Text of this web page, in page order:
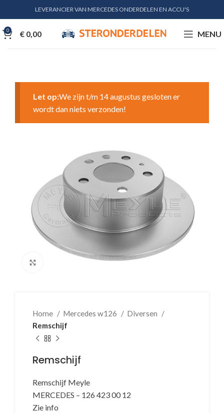
LEVERANCIER VAN MERCEDES ONDERDELEN EN ACCU'S
0 € 0,00 MENU
Let op:We zijn t/m 14 augustus gesloten er
wordt dan niets verzonden!
Klik voor vergroting
Home Mercedes w126
Diversen
Remschijf
Remschijf
Remschijf Meyle
MERCEDES – 126 423 00 12
Zie info